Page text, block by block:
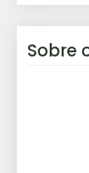
Sobre